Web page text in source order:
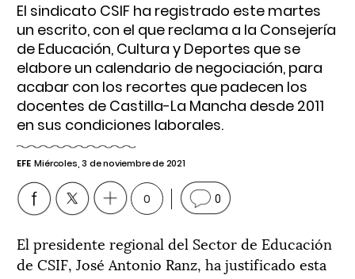
El sindicato CSIF ha registrado este martes
un escrito, con el que reclama a la Consejería
de Educación, Cultura y Deportes que se
elabore un calendario de negociación, para
acabar con los recortes que padecen los
docentes de Castilla-La Mancha desde 2011
en sus condiciones laborales.
EFE Miércoles, 3 de noviembre de 2021
0 0
El presidente regional del Sector de Educación
de CSIF, José Antonio Ranz, ha justificado esta